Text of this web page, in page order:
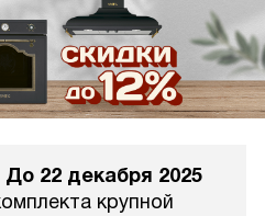
До 22 декабря 2025
крупной